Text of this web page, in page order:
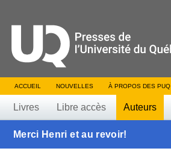
ACCUEIL NOUVELLES À PROPOS DES PUQ
Livres Libre accès Auteurs
Merci Henri et au revoir!